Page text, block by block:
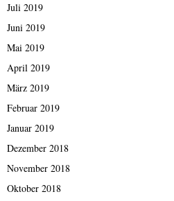
Juli 2019
Juni 2019
Mai 2019
April 2019
März 2019
Februar 2019
Januar 2019
Dezember 2018
November 2018
Oktober 2018